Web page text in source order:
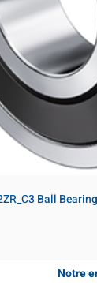
Ball
Notre